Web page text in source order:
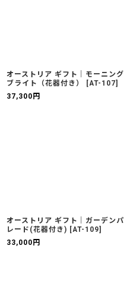
オーストリア ギフト｜モーニング
ブライト（花器付き）
[AT-107]
37,300 円
オーストリア ギフト｜ガーデンパ
レード(花器付き) [AT-109]
33,000 円